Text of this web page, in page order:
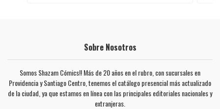
Sobre Nosotros
Somos Shazam Cómics!! Más de 20 años en el rubro, con sucursales en
Providencia y Santiago Centro, tenemos el catálogo presencial más actualizado
de la ciudad, ya que estamos en línea con las principales editoriales nacionales y
extranjeras.